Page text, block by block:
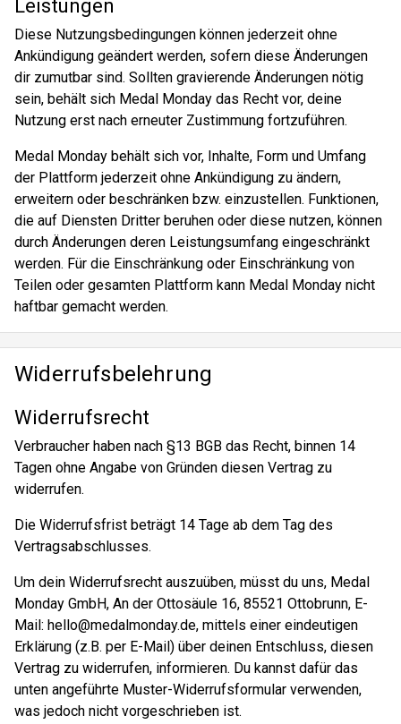
Leistungen
Diese Nutzungsbedingungen können jederzeit ohne
Ankündigung geändert werden, sofern diese Änderungen
dir zumutbar sind. Sollten gravierende Änderungen nötig
sein, behält sich Medal Monday das Recht vor, deine
Nutzung erst nach erneuter Zustimmung fortzuführen.
Medal Monday behält sich vor, Inhalte, Form und Umfang
der Plattform jederzeit ohne Ankündigung zu ändern,
erweitern oder beschränken bzw. einzustellen. Funktionen,
die auf Diensten Dritter beruhen oder diese nutzen, können
durch Änderungen deren Leistungsumfang eingeschränkt
werden. Für die Einschränkung oder Einschränkung von
Teilen oder gesamten Plattform kann Medal Monday nicht
haftbar gemacht werden.
Widerrufsbelehrung
Widerrufsrecht
Verbraucher haben nach §13 BGB das Recht, binnen 14
Tagen ohne Angabe von Gründen diesen Vertrag zu
widerrufen.
Die Widerrufsfrist beträgt 14 Tage ab dem Tag des
Vertragsabschlusses.
Um dein Widerrufsrecht auszuüben, müsst du uns, Medal
Monday GmbH, An der Ottosäule 16, 85521 Ottobrunn, E-
Mail: hello@medalmonday.de, mittels einer eindeutigen
Erklärung (z.B. per E-Mail) über deinen Entschluss, diesen
Vertrag zu widerrufen, informieren. Du kannst dafür das
unten angeführte Muster-Widerrufsformular verwenden,
was jedoch nicht vorgeschrieben ist.